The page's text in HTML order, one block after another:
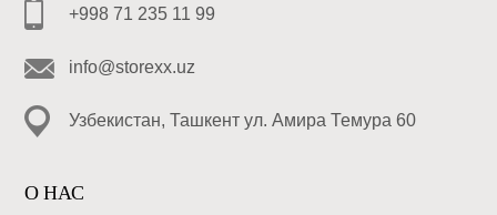
+998 71 235 11 99
info@storexx.uz
Узбекистан, Ташкент ул. Амира Темура 60
О НАС